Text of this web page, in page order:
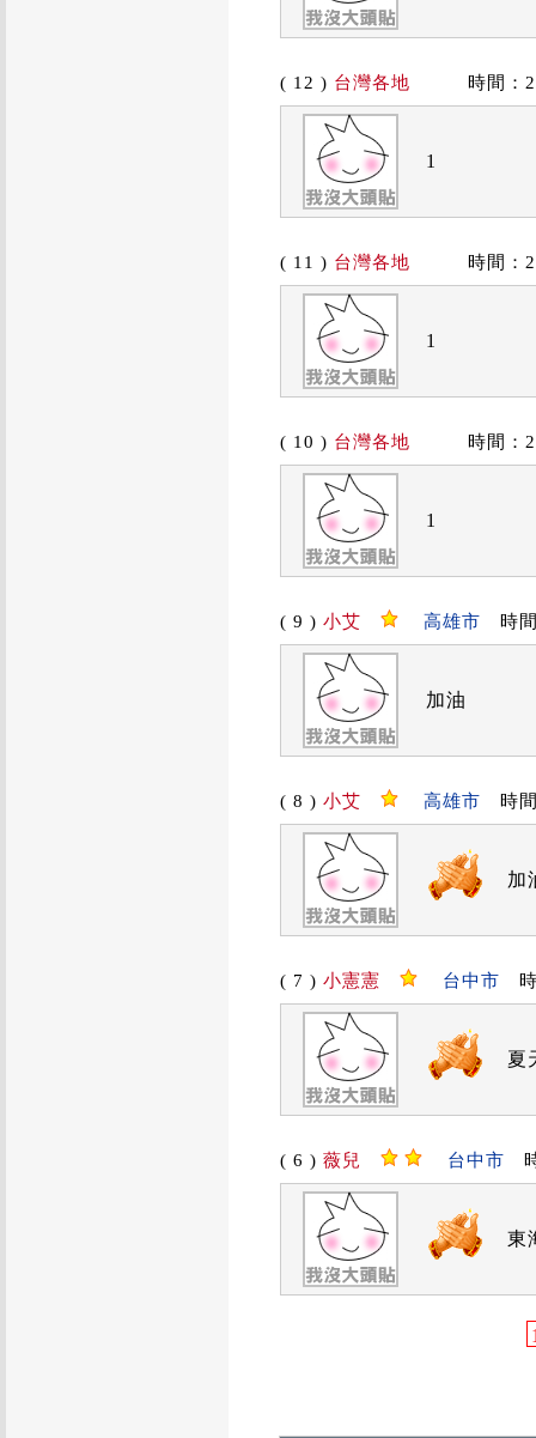
( 12 ) 台灣各地 時間：
1
( 11 ) 台灣各地 時間：
1
( 10 ) 台灣各地 時間：
1
( 9 ) 小艾 高雄市 時間
加油
( 8 ) 小艾 高雄市 時間
加
( 7 ) 小憲憲 台中市 時
夏
( 6 ) 薇兒 台中市
東